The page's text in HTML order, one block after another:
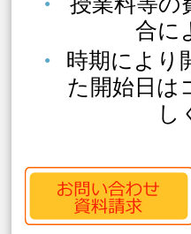
合に
時期により
た開始日は
し